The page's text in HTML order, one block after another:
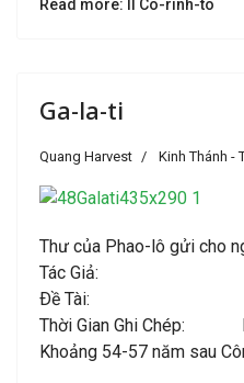
Read more: II Cô-rinh-tô
Ga-la-ti
Quang Harvest Kinh Thánh -
Thư của Phao-lô gửi cho
Tác Giả:
Ðề Tài: Sự cứu
Thời Gian Ghi Chép:
Khoảng 54-57 năm sau